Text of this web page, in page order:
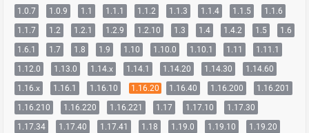
1.0.7
1.0.9 1.1 1.1.1 1.1.2 1.1.3 1.1.4 1.1.5
1.1.6
1.1.7
1.2 1.2.1 1.2.9 1.2.10 1.3 1.4 1.4.2 1.5
1.6
1.6.1
1.7 1.8 1.9 1.10 1.10.0 1.10.1 1.11
1.11.1
1.12.0
1.13.0 1.14.x 1.14.1 1.14.20 1.14.30
1.14.60
1.16.x
1.16.1 1.16.10 1.16.20 1.16.40 1.16.200
1.16.201
1.16.210
1.16.220 1.16.221 1.17 1.17.10
1.17.30
1.17.34
1.17.40 1.17.41 1.18 1.19.0 1.19.10
1.19.20